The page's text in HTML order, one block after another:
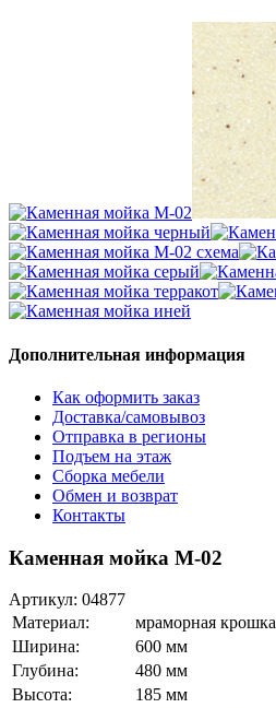
Дополнительная информация
Как оформить заказ
Доставка/самовывоз
Отправка в регионы
Подъем на этаж
Сборка мебели
Обмен и возврат
Контакты
Каменная мойка М-02
Артикул: 04877
Материал:
мраморная крошка
Ширина:
600 мм
Глубина:
480 мм
Высота:
185 мм